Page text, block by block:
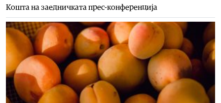
Кошта на заедничката прес-конференција